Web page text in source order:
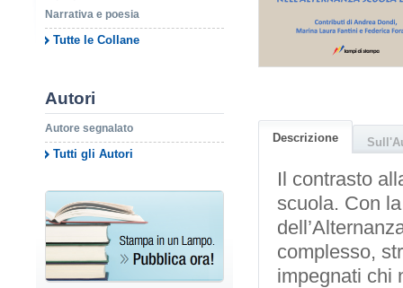
Narrativa e poesia
Tutte le Collane
Autori
Autore segnalato
Tutti gli Autori
Descrizione
Il contrasto
scuola. Con
complesso,
impegnati chi